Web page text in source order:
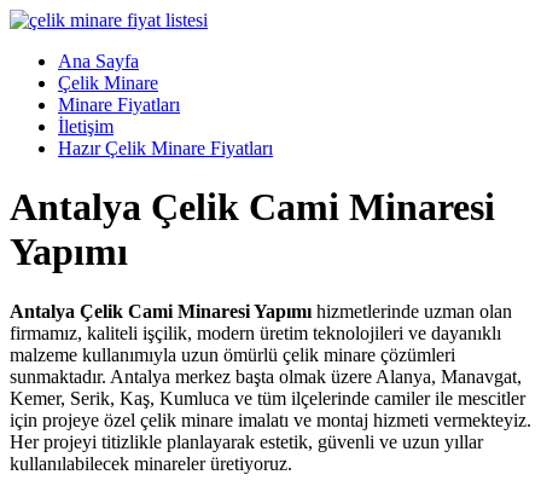
Skip
content
Çelik
Minare,
Çelik
Minare
Çelik
Minare
Firması
Minare,
Çelik
Minare
Modelleri
Menü
Ana Sayfa
Çelik Minare
Minare Fiyatları
İletişim
Hazır Çelik Minare Fiyatları
Antalya Çelik Cami Minaresi
Yapımı
Antalya Çelik Cami Minaresi Yapımı hizmetlerinde uzman olan
firmamız, kaliteli işçilik, modern üretim teknolojileri ve dayanıklı
malzeme kullanımıyla uzun ömürlü çelik minare çözümleri
sunmaktadır. Antalya merkez başta olmak üzere Alanya, Manavgat,
Kemer, Serik, Kaş, Kumluca ve tüm ilçelerinde camiler ile mescitler
için projeye özel çelik minare imalatı ve montaj hizmeti vermekteyiz.
Her projeyi titizlikle planlayarak estetik, güvenli ve uzun yıllar
kullanılabilecek minareler üretiyoruz.